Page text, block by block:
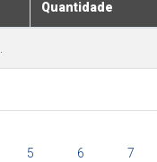
Quantidade
5 6 7